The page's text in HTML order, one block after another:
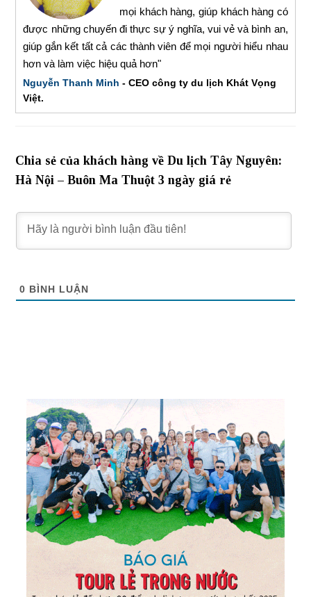
mọi khách hàng, giúp khách hàng có
được những chuyến đi thực sự ý nghĩa, vui vẻ và bình an,
giúp gắn kết tất cả các thành viên để mọi người hiểu nhau
hơn và làm việc hiệu quả hơn"
Nguyễn Thanh Minh - CEO công ty du lịch Khát Vọng
Việt.
Chia sẻ của khách hàng về Du lịch Tây Nguyên:
Hà Nội – Buôn Ma Thuột 3 ngày giá rẻ
0 BÌNH LUẬN